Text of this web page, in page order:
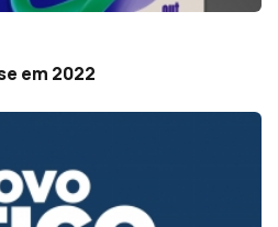
em 2022